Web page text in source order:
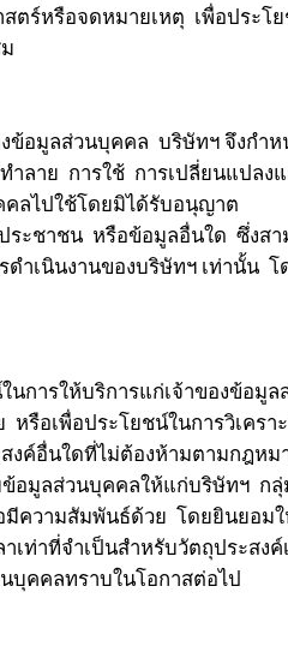
รือจดหมายเหตุ เพื่อประโ
ส่วนบุคคล บริษัทฯ จึงกำหน
ลาย การใช้ การเปลี่ยนแปล
ลไปใช้โดยมิได้รับอนุญาต
ชาชน หรือข้อมูลอื่นใด ซึ่งส
ำเนินงานของบริษัทฯ เท่านั้น
ห้บริการแก่เจ้าของข้อมูลส่ว
หรือเพื่อประโยชน์ในการวิเ
ค์อื่นใดที่ไม่ต้องห้ามตามกฎ
มูลส่วนบุคคลให้แก่บริษัทฯ ก
ามสัมพันธ์ด้วย โดยยินยอมใ
ท่าที่จำเป็นสำหรับวัตถุประส
บุคคลทราบในโอกาสต่อไป